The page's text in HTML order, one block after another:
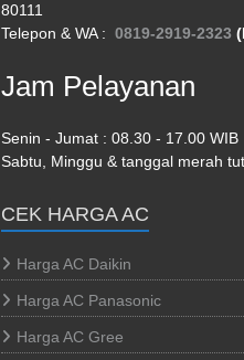
80111
Telepon & WA : 0819-2919-2323
Jam Pelayanan
Senin - Jumat : 08.30 - 17.00 WIB
Sabtu, Minggu & tanggal merah
CEK HARGA AC
Harga AC Daikin
Harga AC Panasonic
Harga AC Gree